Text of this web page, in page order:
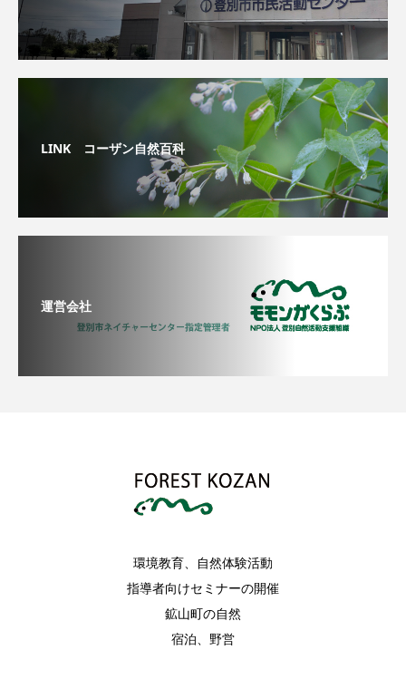
LINK コーザン自然百科
運営会社
環境教育、自然体験活動
指導者向けセミナーの開催
鉱山町の自然
宿泊、野営